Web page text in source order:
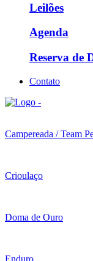
Leilões
Agenda
Reserva de
Contato
Campereada / Team
Crioulaço
Doma de Ouro
Enduro